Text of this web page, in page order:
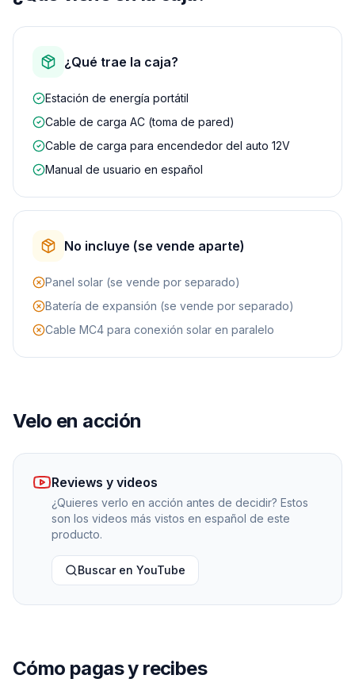
¿Qué trae la caja?
Estación de energía portátil
Cable de carga AC (toma de pared)
Cable de carga para encendedor del auto 12V
Manual de usuario en español
No incluye (se vende aparte)
Panel solar (se vende por separado)
Batería de expansión (se vende por separado)
Cable MC4 para conexión solar en paralelo
Velo en acción
Reviews y videos
¿Quieres verlo en acción antes de decidir? Estos
son los videos más vistos en español de este
producto.
Buscar en YouTube
Cómo pagas y recibes